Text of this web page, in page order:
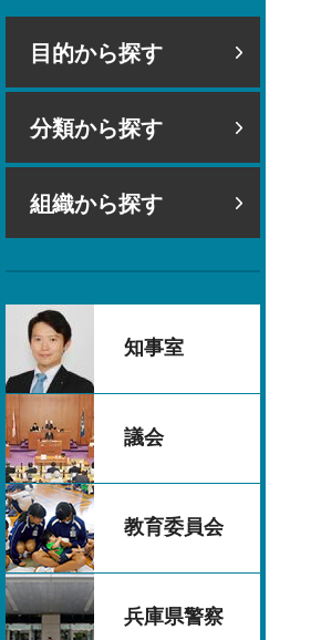
目的から探す
分類から探す
組織から探す
知事室
議会
教育委員会
兵庫県警察